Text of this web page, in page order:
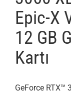
Epic-X
12 GB
Kartı
GeForce RTX™